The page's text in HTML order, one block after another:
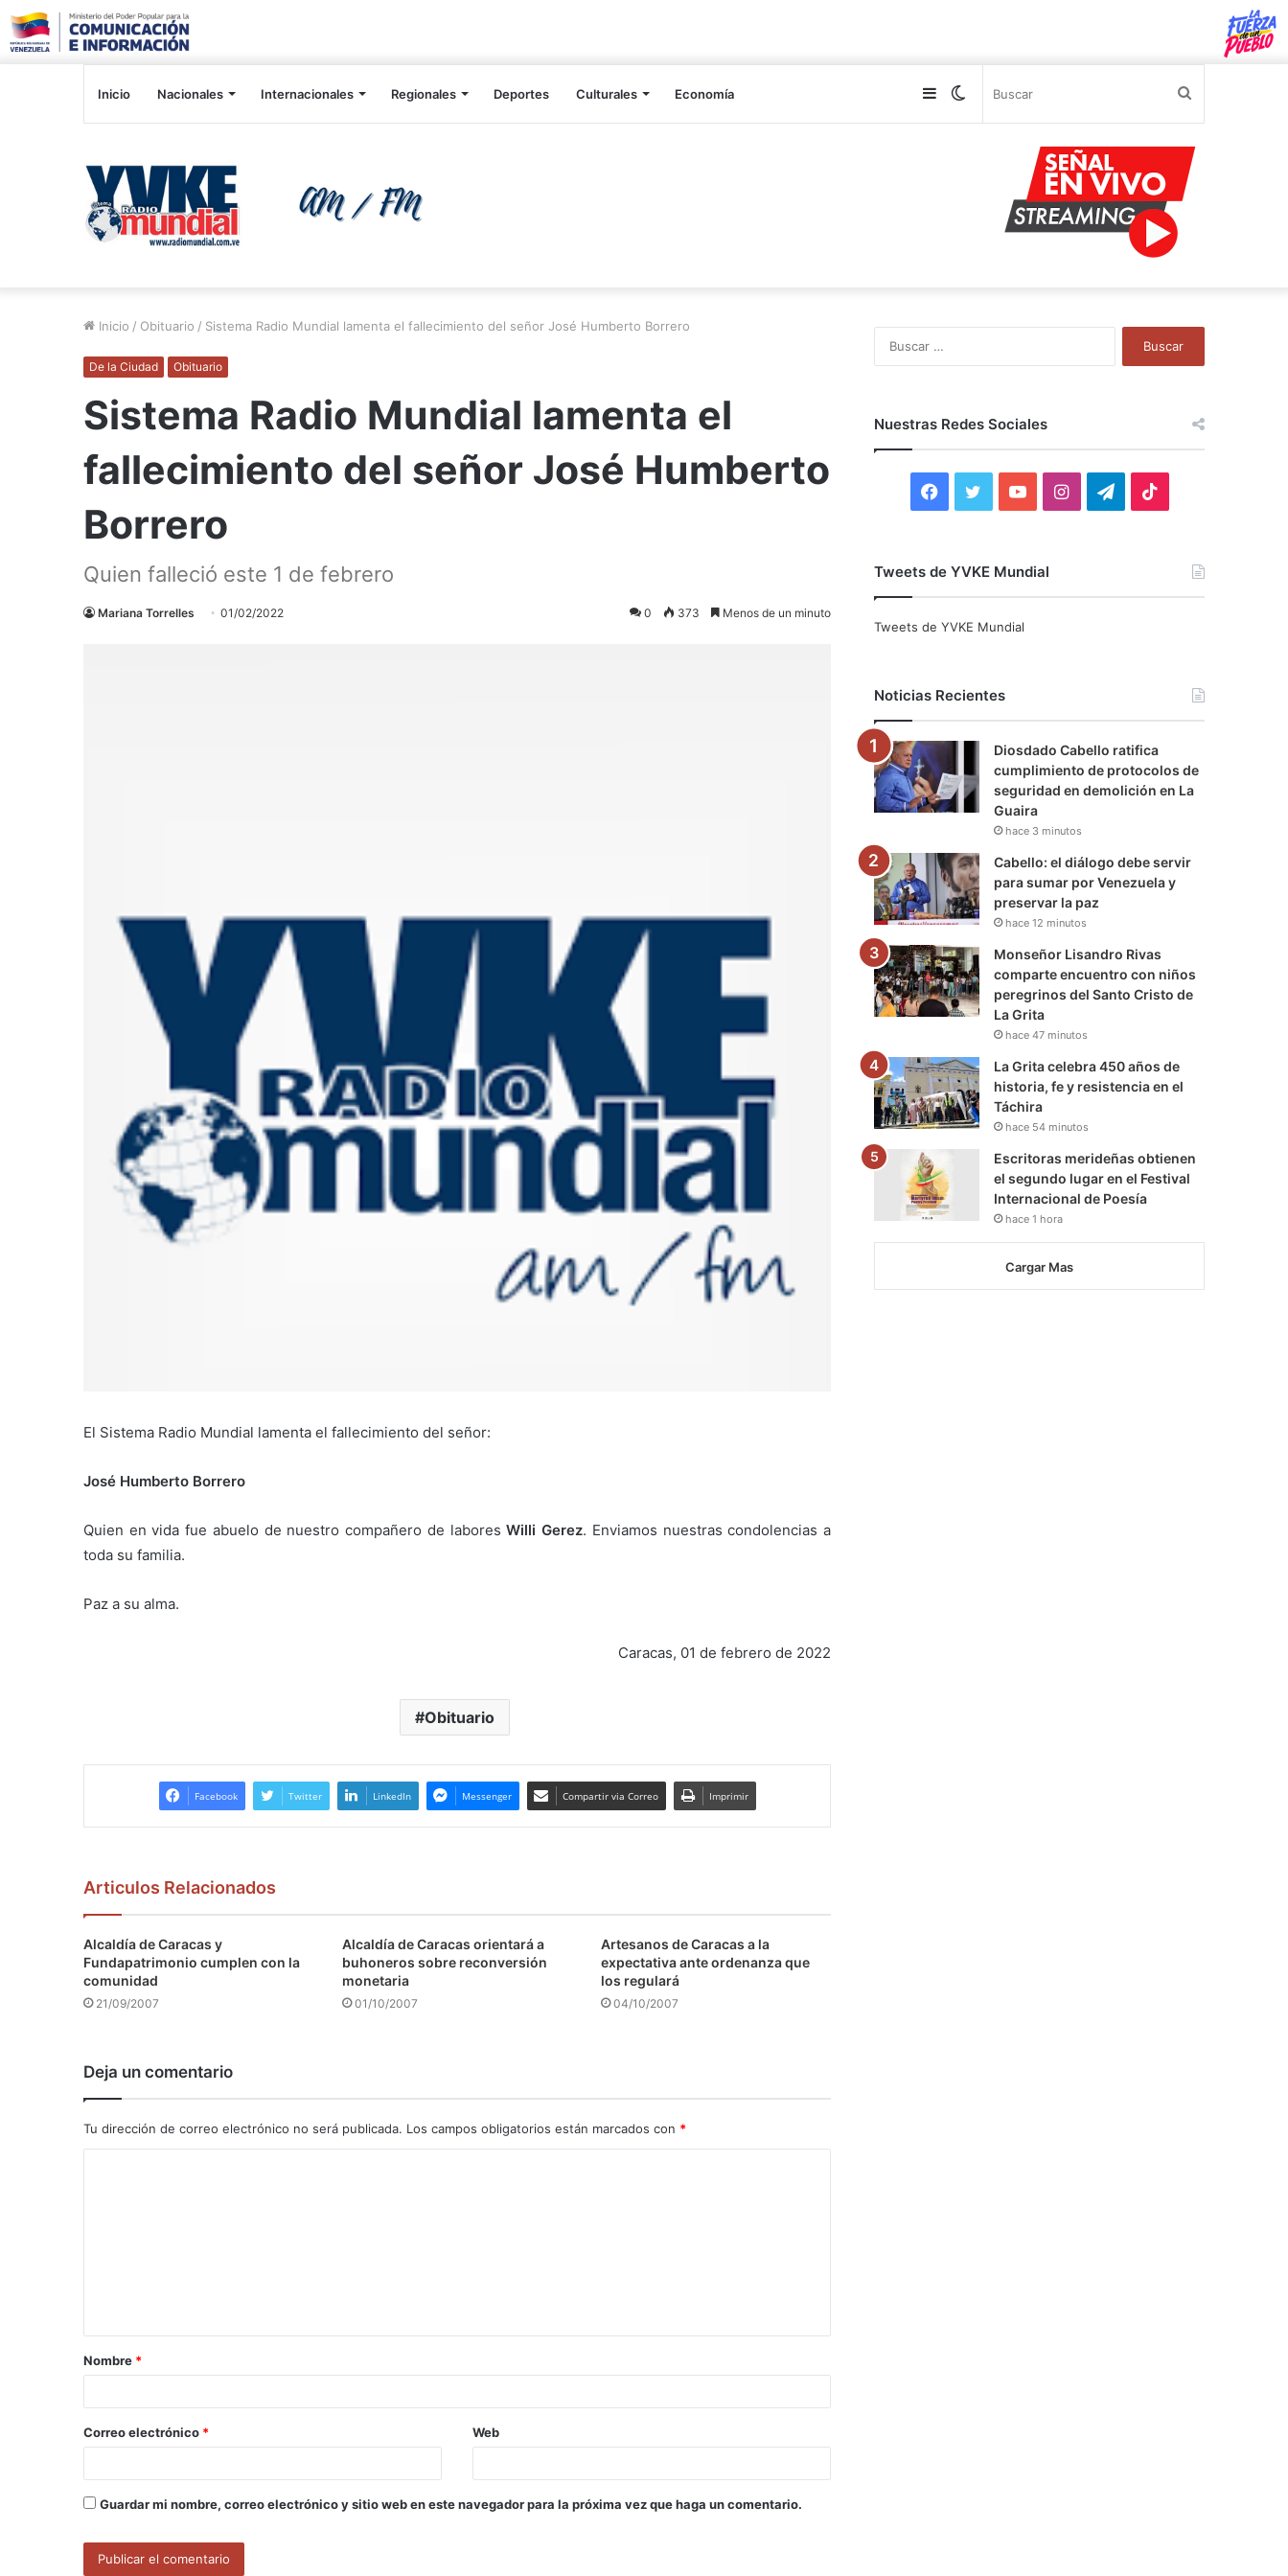
Inicio Nacionales Internacionales Regionales Deportes Culturales Economía Switch
Sidebar
Inicio / Obituario / Sistema Radio Mundial lamenta el fallecimiento del señor José Humberto Borrero
De la Ciudad Obituario
Sistema Radio Mundial lamenta el
fallecimiento del señor José Humberto
Borrero
Quien falleció este 1 de febrero
Mariana Torrelles 01/02/2022 0 373 Menos de un minuto
El Sistema Radio Mundial lamenta el fallecimiento del señor:
José Humberto Borrero
Quien en vida fue abuelo de nuestro compañero de laboresWilli Gerez. Enviamos nuestras condolencias a
toda su familia.
Paz a su alma.
Caracas, 01 de febrero de 2022
Obituario
Facebook Twitter LinkedIn Messenger Compartir via Correo Imprimir
Articulos Relacionados
Alcaldía de Caracas y
Fundapatrimonio cumplen con la
comunidad
21/09/2007
Alcaldía de Caracas orientará a
buhoneros sobre reconversión
monetaria
01/10/2007
Artesanos de Caracas a la
expectativa ante ordenanza que
los regulará
04/10/2007
Deja un comentario
Tu dirección de correo electrónico no será publicada. Los campos obligatorios están marcados con *
a
r
*
Nombre *
Correo electrónico * Web
Guardar mi nombre, correo electrónico y sitio web en este navegador para la próxima vez que haga un comentario.
Nuestras Redes Sociales
F
c
o
k
i
r
Y
u
e
I
r
a
m
T
a
m
Tweets de YVKE Mundial
Tweets de YVKE Mundial
Noticias Recientes
Diosdado Cabello ratifica
cumplimiento de protocolos de
seguridad en demolición en La
Guaira
hace 3 minutos
Cabello: el diálogo debe servir
para sumar por Venezuela y
preservar la paz
hace 12 minutos
Monseñor Lisandro Rivas
comparte encuentro con niños
peregrinos del Santo Cristo de
La Grita
hace 47 minutos
La Grita celebra 450 años de
historia, fe y resistencia en el
Táchira
hace 54 minutos
Escritoras merideñas obtienen
el segundo lugar en el Festival
Internacional de Poesía
hace 1 hora
Cargar Mas